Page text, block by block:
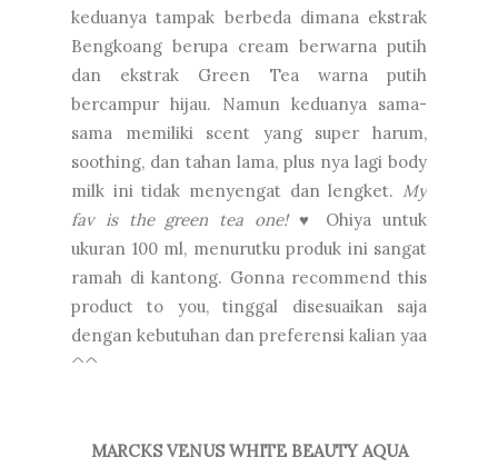
keduanya tampak berbeda dimana ekstrak
Bengkoang berupa cream berwarna putih
dan ekstrak Green Tea warna putih
bercampur hijau. Namun keduanya sama-
sama memiliki scent yang super harum,
soothing, dan tahan lama, plus nya lagi body
milk ini tidak menyengat dan lengket. My
fav is the green tea one! ♥ Ohiya untuk
ukuran 100 ml, menurutku produk ini sangat
ramah di kantong. Gonna recommend this
product to you, tinggal disesuaikan saja
dengan kebutuhan dan preferensi kalian yaa
^^
MARCKS VENUS WHITE BEAUTY AQUA